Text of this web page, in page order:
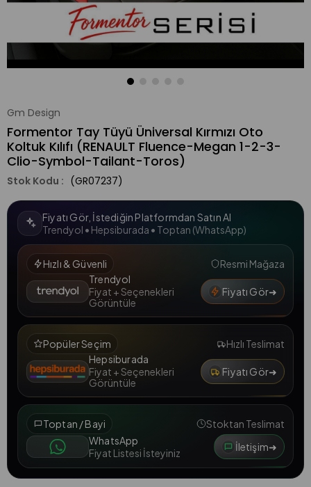
Gm Design
Formentor Tay Tüyü Üniversal Kırmızı Oto
Koltuk Kılıfı (RENAULT Fluence-Megan 1-2-3-
Clio-Symbol-Tailant-Toros)
(GR07237)
Fiyatı Gör, İstediğin Platformdan Satın Al
Trendyol • Hepsiburada • Toptan (WhatsApp)
Hızlı & Güvenli
Resmi Mağaza
Trendyol
Fiyat + Seçenekleri
Görüntüle
Fiyatı Gör➜
Popüler Seçim
Hızlı Teslimat
Hepsiburada
Fiyat + Seçenekleri
Görüntüle
Fiyatı Gör➜
Toptan / Bayi
Stoktan Teslimat
WhatsApp
Fiyat Listesi İsteyiniz
İletişim➜